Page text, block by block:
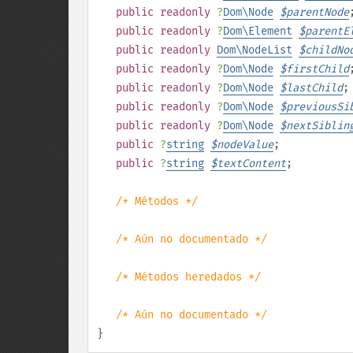
public readonly ?Dom\Node $parentNode;
public readonly ?Dom\Element $
public readonly Dom\NodeList $
public readonly ?Dom\Node $firstChild;
public readonly ?Dom\Node $lastChild;
public readonly ?Dom\Node $
public readonly ?Dom\Node $
public ?string $nodeValue;
public ?string $textContent;
/* Métodos */
/* Aún no documentado */
/* Métodos heredados */
/* Aún no documentado */
}